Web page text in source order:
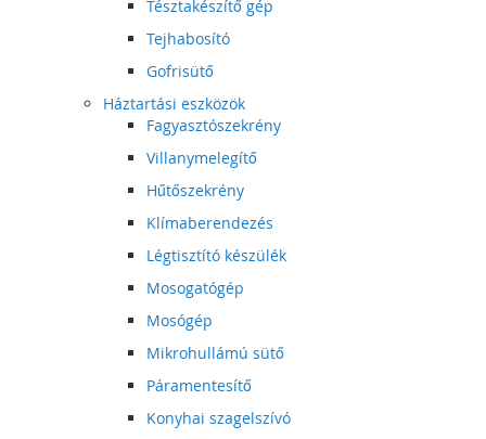
Tésztakészítő gép
Tejhabosító
Gofrisütő
Háztartási eszközök
Fagyasztószekrény
Villanymelegítő
Hűtőszekrény
Klímaberendezés
Légtisztító készülék
Mosogatógép
Mosógép
Mikrohullámú sütő
Páramentesítő
Konyhai szagelszívó